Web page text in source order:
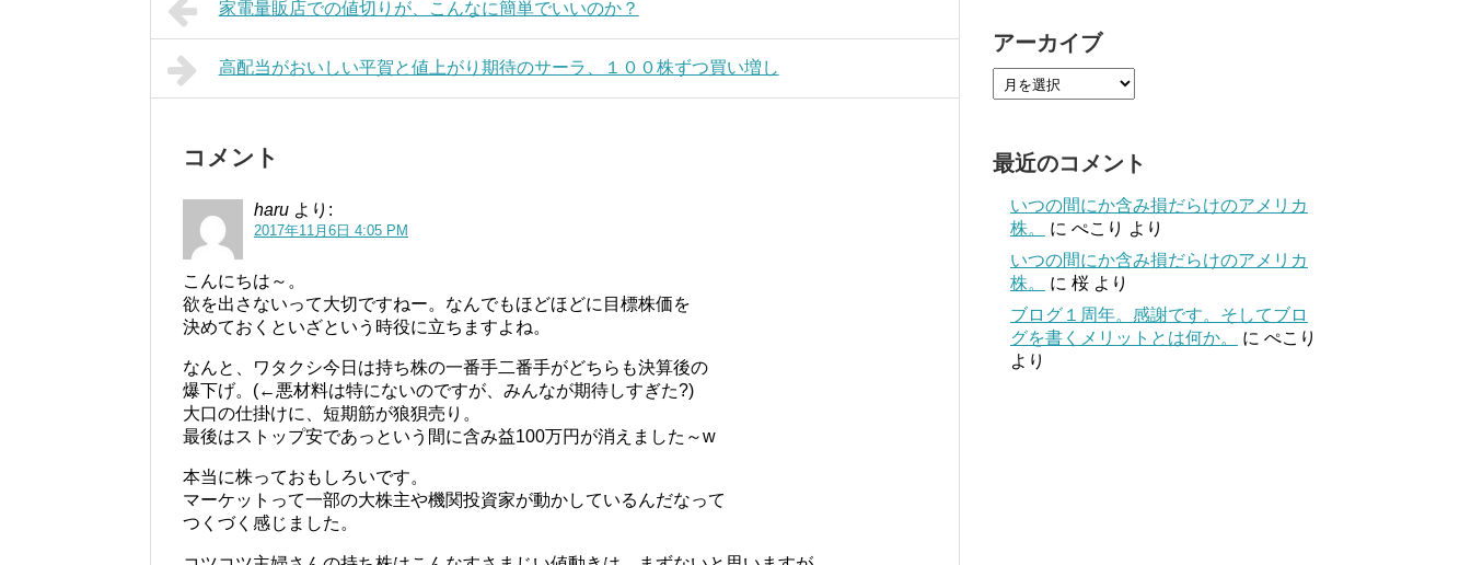
家電量販店での値切りが、こんなに簡単でいいのか？
高配当がおいしい平賀と値上がり期待のサーラ、１００株ずつ買い増し
コメント
haru より:
2017年11月6日 4:05 PM
こんにちは～。
欲を出さないって大切ですねー。なんでもほどほどに目標株価を
決めておくといざという時役に立ちますよね。
なんと、ワタクシ今日は持ち株の一番手二番手がどちらも決算後の
爆下げ。(←悪材料は特にないのですが、みんなが期待しすぎた?)
大口の仕掛けに、短期筋が狼狽売り。
最後はストップ安であっという間に含み益100万円が消えました～w
本当に株っておもしろいです。
マーケットって一部の大株主や機関投資家が動かしているんだなって
つくづく感じました。
アーカイブ
最近のコメント
いつの間にか含み損だらけのアメリカ
株。
に ぺこり より
いつの間にか含み損だらけのアメリカ
株。
に 桜 より
ブログ１周年。感謝です。そしてブロ
グを書くメリットとは何か。
に ぺこり
より